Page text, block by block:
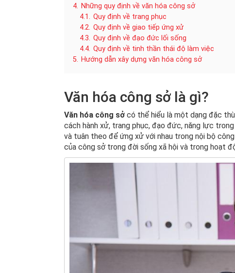
4. Những quy định về văn hóa công sở
4.1. Quy định về trang phục
4.2. Quy định về giao tiếp ứng xử
4.3. Quy định về đạo đức lối sống
4.4. Quy định về tinh thần thái độ làm việc
5. Hướng dẫn xây dựng văn hóa công sở
Văn hóa công sở là gì?
Văn hóa công sởcó thể hiểu là một dạng đặc
cách hành xử, trang phục, đạo đức, năng lực
và tuân theo để ứng xử với nhau trong nội bộ
của công sở trong đời sống xã hội và trong hoạt